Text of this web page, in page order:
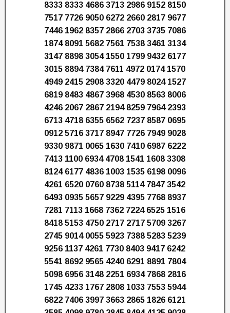
8333 8333 4686 3713 2986 9152 8150
7517 7726 9050 6272 2660 2817 9677
7446 1962 8357 2866 2703 3735 7086
1874 8091 5682 7561 7538 3461 3134
3147 8898 3054 1550 1799 9432 6177
3015 8894 7384 7611 4972 0174 1570
4949 2415 2908 3320 4479 8024 1527
6819 8483 4867 3968 4530 8563 8006
4246 2067 2867 2194 8259 7964 2393
6713 4718 6355 6562 7237 8587 0695
0912 5716 3717 8947 7726 7949 9028
9330 9871 0065 1630 7410 6987 6222
7413 1100 6934 4708 1541 1608 3308
8124 6177 4836 1003 1535 6198 0096
4261 6520 0760 8738 5114 7847 3542
6493 0935 5657 9229 4395 7768 8937
7281 7113 1668 7362 7224 6525 1516
8418 5153 4750 2717 2717 5709 3267
2745 9014 0055 5923 7388 5283 5239
9256 1137 4261 7730 8403 9417 6242
5541 8692 9565 4240 6291 8891 7804
5098 6956 3148 2251 6934 7868 2816
1745 4233 1767 2808 1033 7553 5944
6822 7406 3997 3663 2865 1826 6121